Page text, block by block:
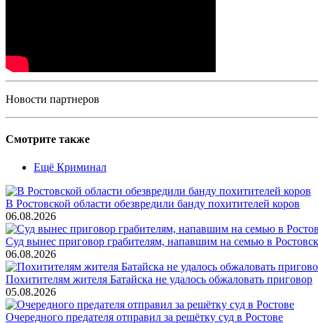
Новости партнеров
Смотрите также
Ещё Криминал
В Ростовской области обезвредили банду похитителей коров
06.08.2026
Суд вынес приговор грабителям, напавшим на семью в
06.08.2026
Похитителям жителя Батайска не удалось обжаловать приговор
05.08.2026
Очередного предателя отправил за решётку суд в Ростове